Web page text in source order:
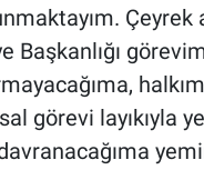
Çeyrek
Başkanlığı
görevi layıkıyla